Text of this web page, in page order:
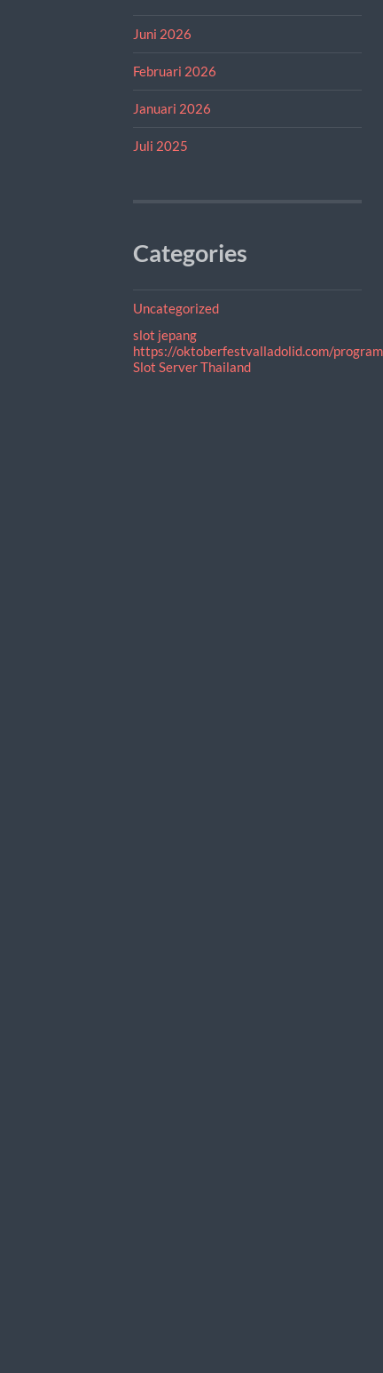
Juni 2026
Februari 2026
Januari 2026
Juli 2025
Categories
Uncategorized
slot jepang
https://oktoberfestvalladolid.com/
Slot Server Thailand